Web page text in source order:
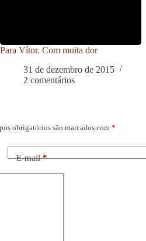
Para Vítor. Com muita dor
31 de dezembro de 2015
2 comentários
obrigatórios são marcados com *
E-mail*